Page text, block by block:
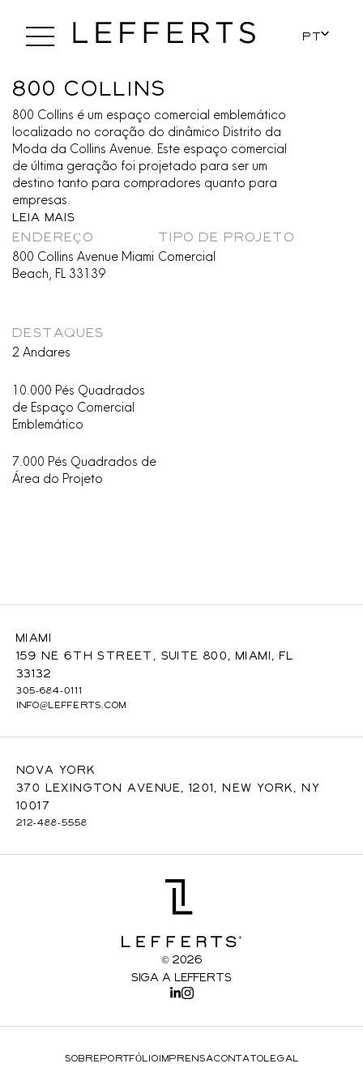
PT
800 Collins
800 Collins é um espaço comercial emblemático
localizado no coração do dinâmico Distrito da
Moda da Collins Avenue. Este espaço comercial
de última geração foi projetado para ser um
destino tanto para compradores quanto para
empresas.
Leia Mais
ENDEREÇO
800 Collins Avenue Miami
Beach, FL 33139
TIPO DE PROJETO
Comercial
DESTAQUES
2 Andares
10.000 Pés Quadrados
de Espaço Comercial
Emblemático
7.000 Pés Quadrados de
Área do Projeto
Miami
159 NE 6th Street, Suite 800, Miami, FL
33132
305-684-0111
INFO@LEFFERTS.COM
Nova York
370 Lexington Avenue, 1201, New York, NY
10017
212-488-5558
© 2026
Siga a Lefferts
SOBREPORTFÓLIOIMPRENSACONTATOLEGAL